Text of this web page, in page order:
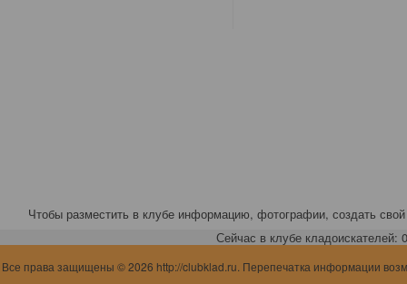
Чтобы разместить в клубе информацию, фотографии, создать свой
Сейчас в клубе кладоискателей:
Все права защищены © 2026 http://clubklad.ru. Перепечатка информации